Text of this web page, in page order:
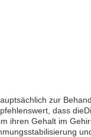
zur
dass
ihren Gehalt im